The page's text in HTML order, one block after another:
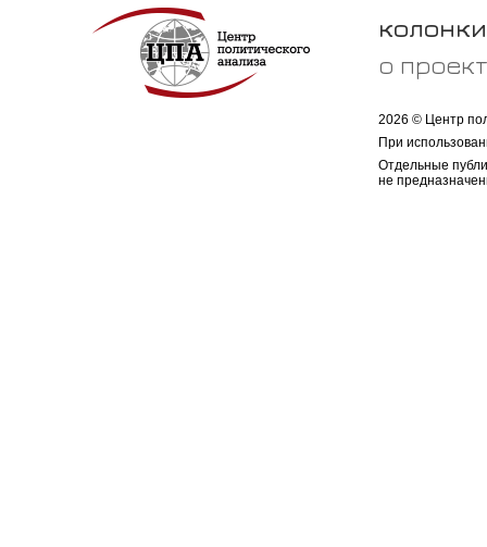
колонки
о
2026 © Центр
При
Отдельные
не